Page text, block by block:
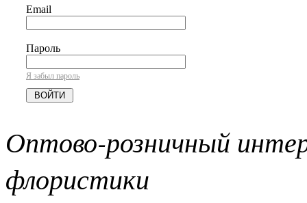
Email
Пароль
Я забыл пароль
Оптово-розничный
флористики